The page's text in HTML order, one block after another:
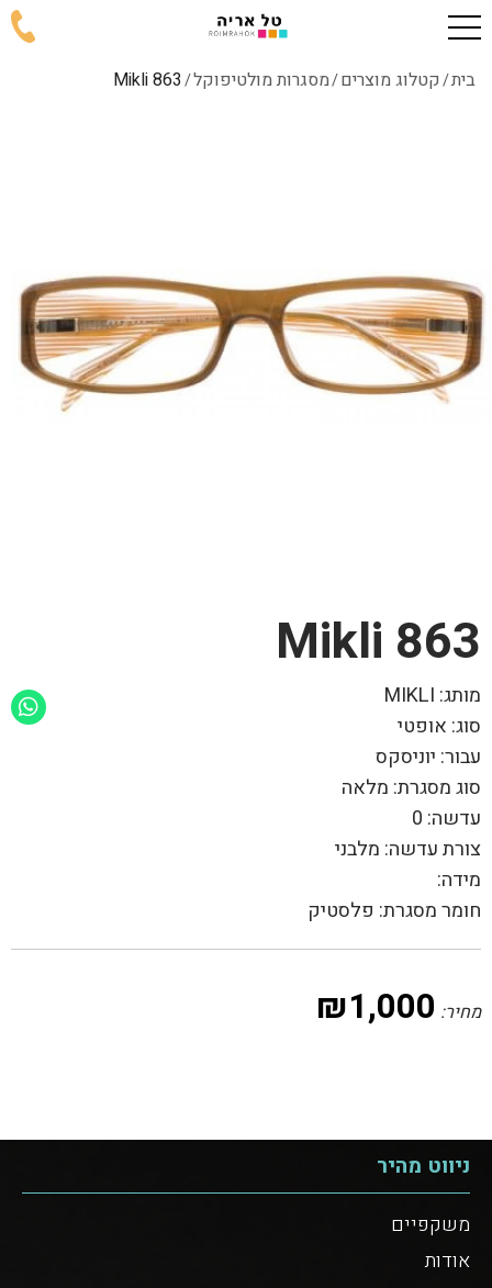
בית/קטלוג מוצרים/מסגרות מולטיפוקל/
863 Mikli
863 Mikli
מותג: MIKLI
סוג: אופטי
עבור: יוניסקס
סוג מסגרת: מלאה
עדשה: 0
צורת עדשה: מלבני
מידה:
חומר מסגרת: פלסטיק
מחיר: ₪1,000
ניווט מהיר
משקפיים
אודות